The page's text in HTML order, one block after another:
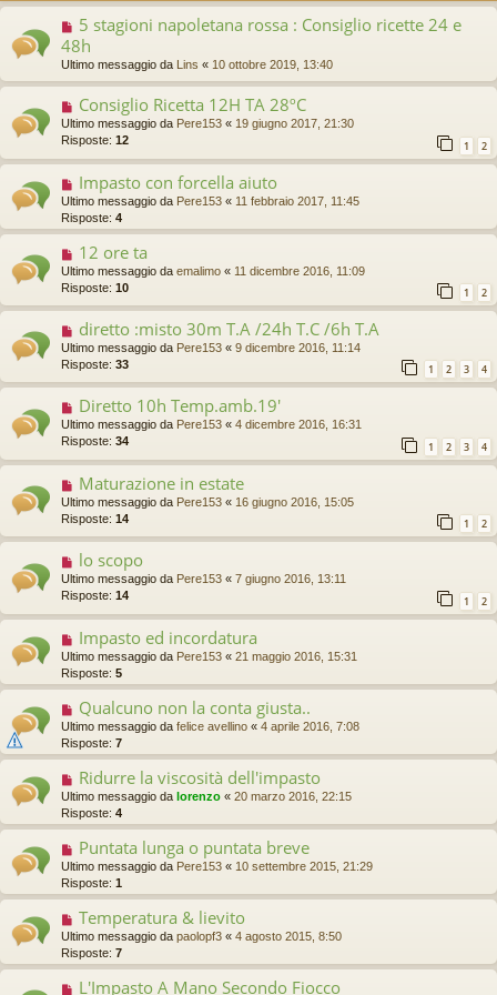
5 stagioni napoletana rossa : Consiglio ricette 24 e
48h
Ultimo messaggio da Lins « 10 ottobre 2019, 13:40
Consiglio Ricetta 12H TA 28ºC
Ultimo messaggio da Pere153 « 19 giugno 2017, 21:30
Risposte: 12 1 2
Impasto con forcella aiuto
Ultimo messaggio da Pere153 « 11 febbraio 2017, 11:45
Risposte: 4
12 ore ta
Ultimo messaggio da emalimo « 11 dicembre 2016, 11:09
Risposte: 10 1 2
diretto :misto 30m T.A /24h T.C /6h T.A
Ultimo messaggio da Pere153 « 9 dicembre 2016, 11:14
Risposte: 33 1 2 3 4
Diretto 10h Temp.amb.19'
Ultimo messaggio da Pere153 « 4 dicembre 2016, 16:31
Risposte: 34 1 2 3 4
Maturazione in estate
Ultimo messaggio da Pere153 « 16 giugno 2016, 15:05
Risposte: 14 1 2
lo scopo
Ultimo messaggio da Pere153 « 7 giugno 2016, 13:11
Risposte: 14 1 2
Impasto ed incordatura
Ultimo messaggio da Pere153 « 21 maggio 2016, 15:31
Risposte: 5
Qualcuno non la conta giusta..
Ultimo messaggio da felice avellino « 4 aprile 2016, 7:08
Risposte: 7
Ridurre la viscosità dell'impasto
Ultimo messaggio da lorenzo « 20 marzo 2016, 22:15
Risposte: 4
Puntata lunga o puntata breve
Ultimo messaggio da Pere153 « 10 settembre 2015, 21:29
Risposte: 1
Temperatura & lievito
Ultimo messaggio da paolopf3 « 4 agosto 2015, 8:50
Risposte: 7
L'Impasto A Mano Secondo Fiocco